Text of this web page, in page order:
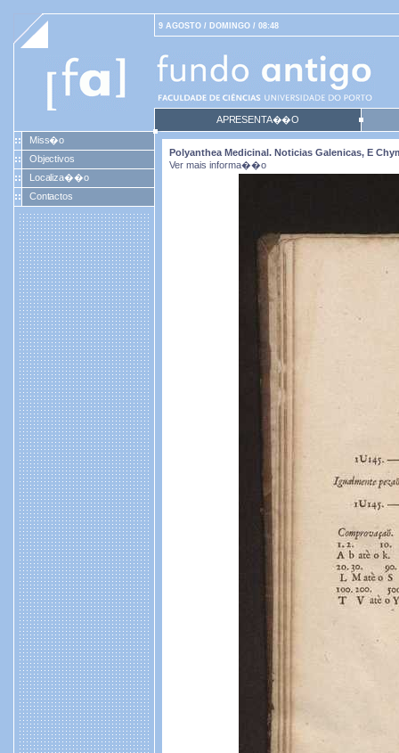
9 AGOSTO / DOMINGO / 08:48
APRESENTA��O
Miss�o
Objectivos
Localiza��o
Contactos
Polyanthea Medicinal. Noticias Galenicas, E
Ver mais informa��o